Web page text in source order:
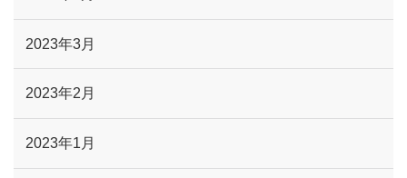
2023年3月
2023年2月
2023年1月